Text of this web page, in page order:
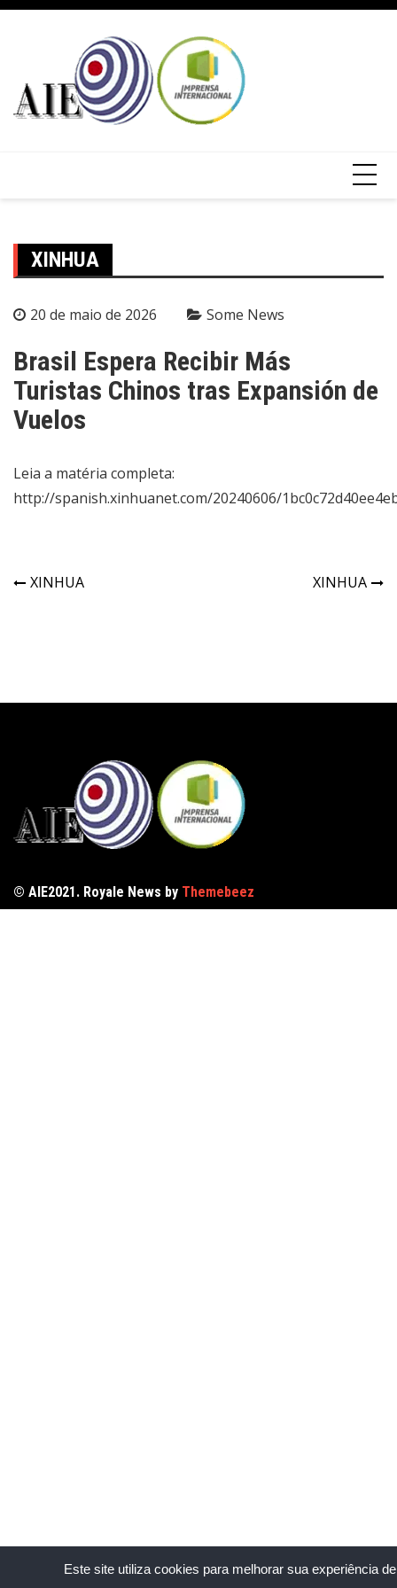
Este site utiliza cookies para melhorar sua experiência
XINHUA
20 de maio de 2026 Some News
Brasil Espera Recibir Más
Turistas Chinos tras Expansión de
Vuelos
Leia a matéria completa:
http://spanish.xinhuanet.com/20240606/
XINHUA XINHUA
© AIE2021. Royale News by Themebeez